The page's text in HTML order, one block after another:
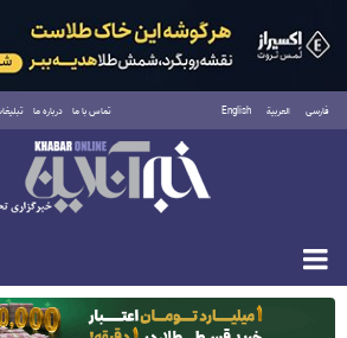
فارسی العربية English تماس با ما درباره ما
یکشنبه ۱۸ مرداد ۱۴۰۵